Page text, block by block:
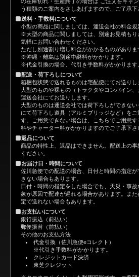
う種類のご案内をさしあげますので、ご了承下
送料・手数料について
小型の商品に関しましては、運送会社の料金規
※大型の商品に関しましては、別途お見積もり
気軽にお問い合わせください。
ただし別途割り増し料金がかかるものがありま
※沖縄・離島は別途中継料がかかります。
※代金引換の場合、代引き手数料がかかります
配送・荷下ろしについて
箱梱包状態で送れるものは宅配便にてお送りし
大型のものや裸もの（トラクタやコンバイン
運送会社にてお送りします。
大型のものは運送会社では荷下ろしができな
にて荷下ろし道具（アルミブリッジなど）を
す。ご用意できない場合は、こちらでご用意
料やチャーター料がかかりますのでご了承下さ
返品について
商品の特性上、返品はできません。配送上の
ください。
お届け日・時間について
佐川急便での配送の場合、日付と時間の指定
きない場合もあります。
日付・時間の指定をした場合でも、天災・事
象が原因で配達が遅れる場合があります。ま
定で送れない場合もあります。
お支払いについて
銀行振込（前払い）
郵便振替（前払い）
その他のお支払方法
代金引換（佐川急便eコレクト）
※代引き手数料がかかります。
クレジットカード決済
東芝クレジット